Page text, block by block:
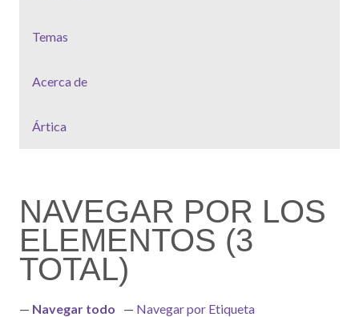
Temas
Acerca de
Ártica
NAVEGAR POR LOS
ELEMENTOS (3
TOTAL)
Navegar todo
Navegar por Etiqueta